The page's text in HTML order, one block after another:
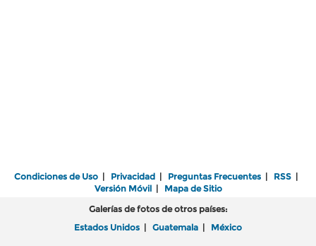
Condiciones de Uso | Privacidad | Preguntas Frecuentes | RSS |
Versión Móvil| Mapa de Sitio
Galerías de fotos de otros países:
Estados Unidos | Guatemala | México